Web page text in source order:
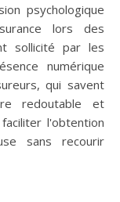
psychologique
lors des
sollicité par les
numérique
qui savent
redoutable et
l'obtention
sans recourir